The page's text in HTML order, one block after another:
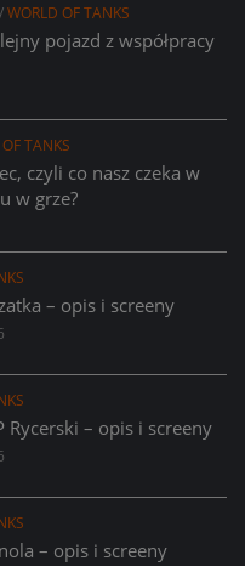
/WORLD OF TANKS
pojazd z współpracy
TANKS
czyli co nasz czeka w
w grze?
– opis i screeny
Rycerski – opis i screeny
– opis i screeny